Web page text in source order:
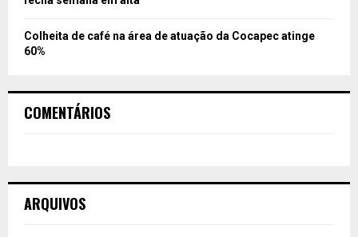
Colheita de café na área de atuação da Cocapec atinge
60%
COMENTÁRIOS
ARQUIVOS